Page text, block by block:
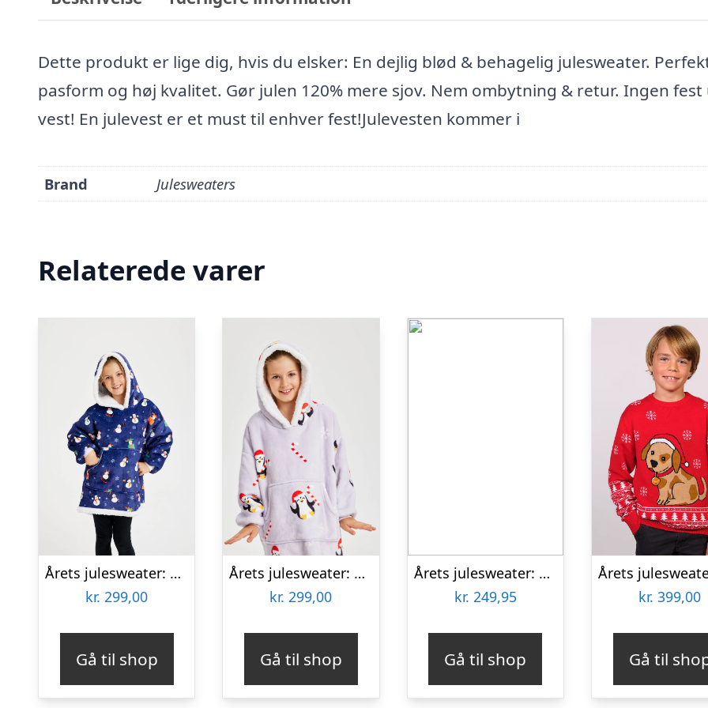
Dette produkt er lige dig, hvis du elsker: En dejlig blød & behagelig julesweater.
pasform og høj kvalitet. Gør julen 120% mere sjov. Nem ombytning & retur. Ingen fest
vest! En julevest er et must til enhver fest!Julevesten kommer i
Brand Julesweaters
Relaterede varer
Årets julesweater: Snemand Dreamhoodie Blå – Børn. Ugly Christmas Sweater lavet i Danmark
kr. 299,00
Gå til shop
Årets julesweater: Penguin Dreamhoodie – Børn. Ugly Christmas Sweater lavet i Danmark
kr. 299,00
Gå til shop
Årets julesweater: Christmas Is Coming – herre / mænd. Ugly Christmas Sweater lavet i Danmark
kr. 249,95
Gå til shop
kr. 399,00
Gå til